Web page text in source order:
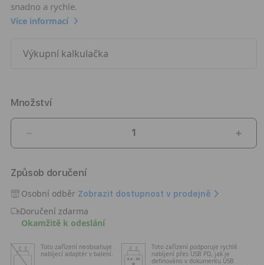
snadno a rychle.
Více informací
Výkupní kalkulačka
Množství
množství
Apple
iPhone
17
Pro
256GB
temně
modrý
Způsob doručení
Osobní odběr Zobrazit dostupnost v prodejně
Doručení zdarma
Okamžitě k odeslání
Toto zařízení neobsahuje
nabíjecí adaptér v balení.
Toto zařízení podporuje rychlé
nabíjení přes USB PD, jak je
definováno v dokumentu USB